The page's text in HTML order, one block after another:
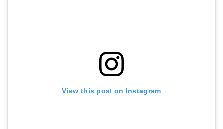
View this post on Instagram